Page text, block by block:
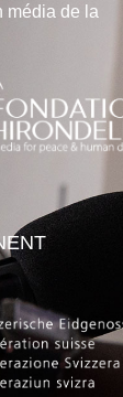
média de la